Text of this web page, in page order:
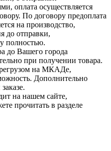
оплата осуществляется
По договору предоплата
на производство,
до отправки,
полностью.
до Вашего города
при получении товара.
на МКАДе,
Дополнительно
на нашем сайте,
прочитать в разделе